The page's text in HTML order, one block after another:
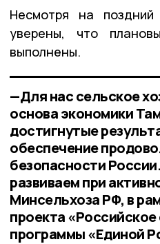
Несмотря на
уверены, что
выполнены.
—Для нас сельское
основа экономики
достигнутые
обеспечение
безопасности
развиваем при
Минсельхоза РФ, в
проекта
программы «Единой